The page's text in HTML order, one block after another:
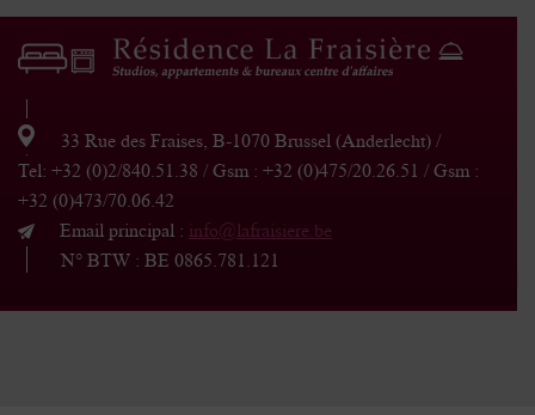
33 Rue des Fraises, B-1070 Brussel (Anderlecht) /
Tel: +32 (0)2/840.51.38 / Gsm : +32 (0)475/20.26.51 / Gsm :
+32 (0)473/70.06.42
Email principal : info@lafraisiere.be
N° BTW : BE 0865.781.121